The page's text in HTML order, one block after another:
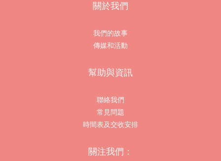
關於我們
我們的故事
傳媒和活動
幫助與資訊
聯絡我們
常見問題
時間表及交收安排
關注我們：